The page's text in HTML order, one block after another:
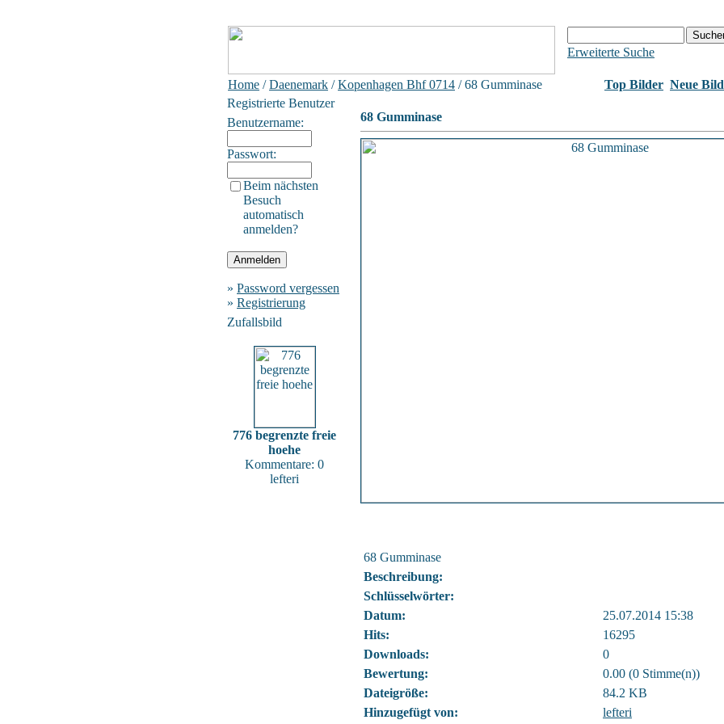
Erweiterte Suche
Home /Daenemark /Kopenhagen Bhf 0714 / 68 Gumminase Top Bilder Neue
Registrierte Benutzer
Benutzername:
Passwort:
Beim nächsten
Besuch
automatisch
anmelden?
» Password vergessen
» Registrierung
Zufallsbild
776 begrenzte freie
hoehe
Kommentare: 0
lefteri
68 Gumminase
68 Gumminase
Beschreibung:
Schlüsselwörter:
Datum:
25.07.2014 15:38
Hits:
16295
Downloads:
0
Bewertung:
0.00 (0 Stimme(n))
Dateigröße:
84.2 KB
Hinzugefügt von:
lefteri